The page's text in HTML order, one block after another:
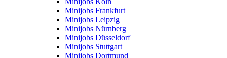
Minijobs Köln
Minijobs Frankfurt
Minijobs Leipzig
Minijobs Nürnberg
Minijobs Düsseldorf
Minijobs Stuttgart
Minijobs Dortmund